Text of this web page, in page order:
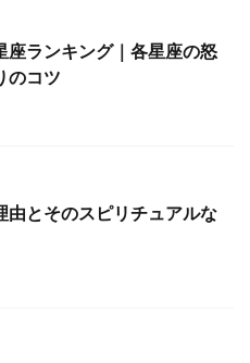
座ランキング｜各星座の怒
のコツ
由とそのスピリチュアルな